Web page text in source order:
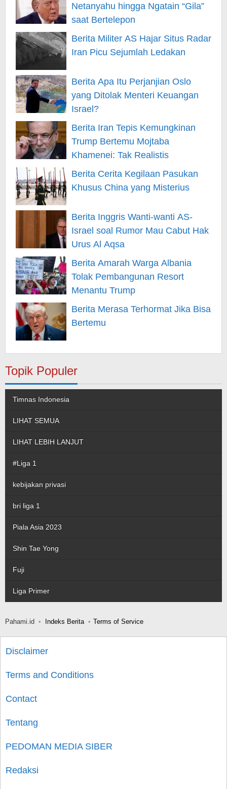
Netanyahu hingga Ngatain “Gila”
saat Bertelepon
Berita Militer AS Hajar Situs Radar
Iran Picu Sejumlah Ledakan
Berita Apa Itu Perjanjian Oslo
yang Ditolak Menteri Keuangan
Israel?
Berita Iran Tepis Kemungkinan
Trump Bertemu Mojtaba
Khamenei: Tak Realistis
Berita Cerita Kegilaan Pasukan
Khusus China yang Misterius
Berita Inggris Wanti-wanti AS-
Israel soal Rumor Mau Cabut Hak
Urus Al Aqsa
Berita Amarah Warga Albania
Tolak Pembangunan Resort
Menantu Trump
Berita Merasa Terhormat Jika Bisa
Bertemu
Topik Populer
Timnas Indonesia
LIHAT SEMUA
LIHAT LEBIH LANJUT
#Liga 1
kebijakan privasi
bri liga 1
Piala Asia 2023
Shin Tae Yong
Fuji
Liga Primer
Pahami.id Indeks Berita Terms of Service
Disclaimer
Terms and Conditions
Contact
Tentang
PEDOMAN MEDIA SIBER
Redaksi